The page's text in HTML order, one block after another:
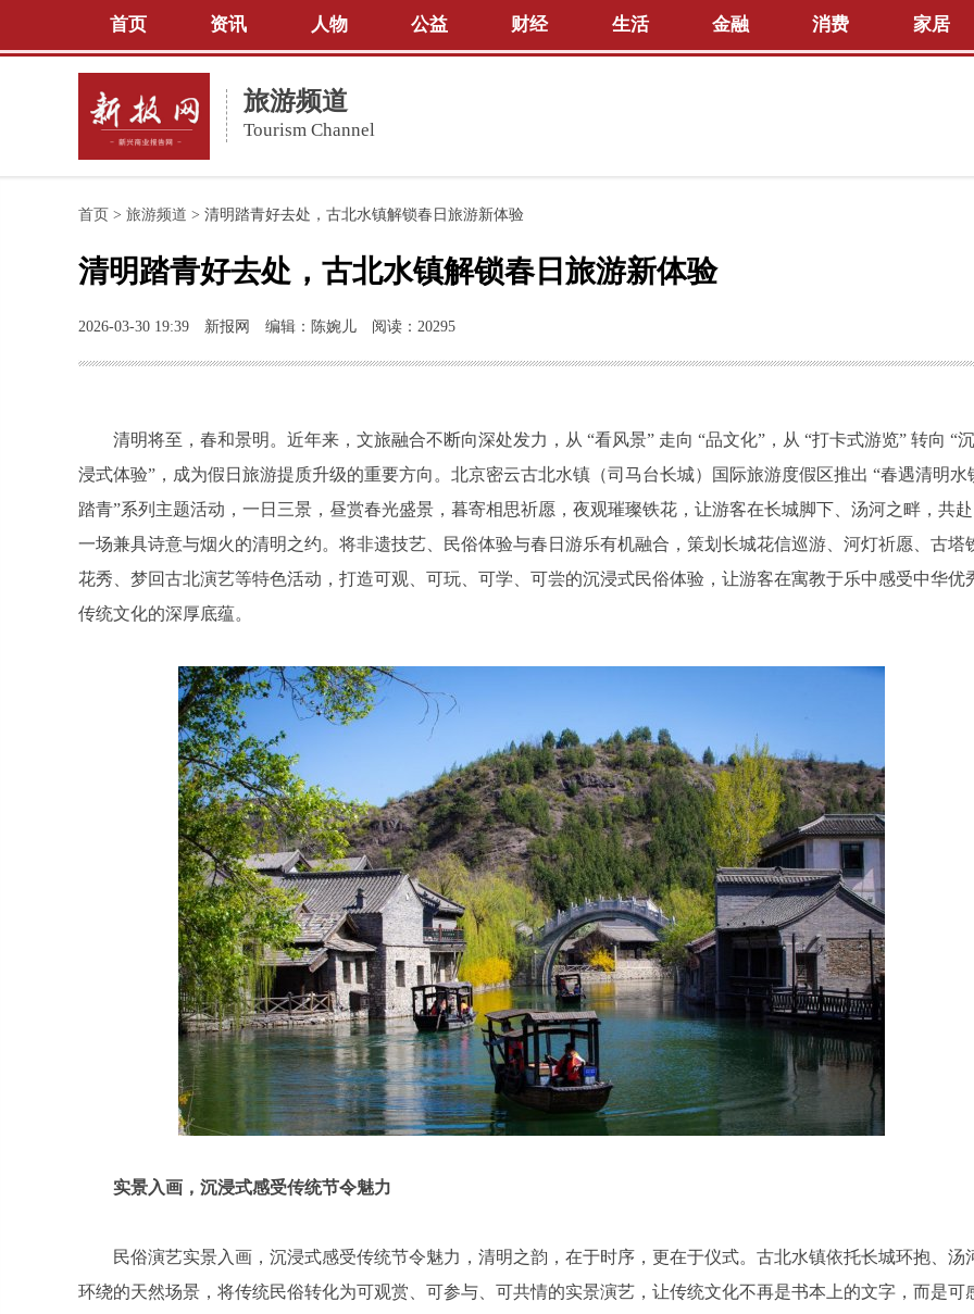
首页 资讯 人物 公益 财经 生活 金融 消费 家居
旅游频道
Tourism Channel
首页 > 旅游频道 > 清明踏青好去处，古北水镇解锁春日旅游新体验
清明踏青好去处，古北水镇解锁春日旅游新体验
2026-03-30 19:39 新报网 编辑：陈婉儿 阅读：20295
清明将至，春和景明。近年来，文旅融合不断向深处发力，从 “看风景” 走向 “品文化”，从 “打卡式游览” 转向 “沉
浸式体验”，成为假日旅游提质升级的重要方向。北京密云古北水镇（司马台长城）国际旅游度假区推出 “春遇清明水
踏青”系列主题活动，一日三景，昼赏春光盛景，暮寄相思祈愿，夜观璀璨铁花，让游客在长城脚下、汤河之畔，共赴
一场兼具诗意与烟火的清明之约。将非遗技艺、民俗体验与春日游乐有机融合，策划长城花信巡游、河灯祈愿、古塔
花秀、梦回古北演艺等特色活动，打造可观、可玩、可学、可尝的沉浸式民俗体验，让游客在寓教于乐中感受中华优
传统文化的深厚底蕴。
实景入画，沉浸式感受传统节令魅力
民俗演艺实景入画，沉浸式感受传统节令魅力，清明之韵，在于时序，更在于仪式。古北水镇依托长城环抱、汤
环绕的天然场景，将传统民俗转化为可观赏、可参与、可共情的实景演艺，让传统文化不再是书本上的文字，而是可